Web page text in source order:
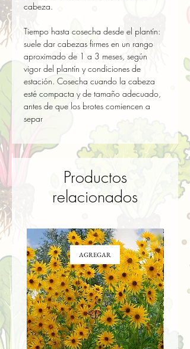
cabeza.
Tiempo hasta cosecha desde el plantín:
suele dar cabezas firmes en un rango
aproximado de 1 a 3 meses, según
vigor del plantín y condiciones de
estación. Cosecha cuando la cabeza
esté compacta y de tamaño adecuado,
antes de que los brotes comiencen a
separ
Productos
relacionados
AGREGAR